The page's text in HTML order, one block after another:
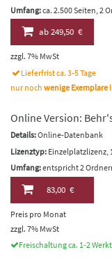
Umfang:ca. 2.500 Seiten, 2
ab249,50 €
zzgl. 7% MwSt
Lieferfrist ca. 3-5 Tage
nur noch wenige Exemplare
Online Version:
Details:Online-Datenbank
Lizenztyp: Einzelplatzlizenz,
Umfang:entspricht 2
83,00 €
Preis pro Monat
zzgl. 7% MwSt
Freischaltung ca. 1-2